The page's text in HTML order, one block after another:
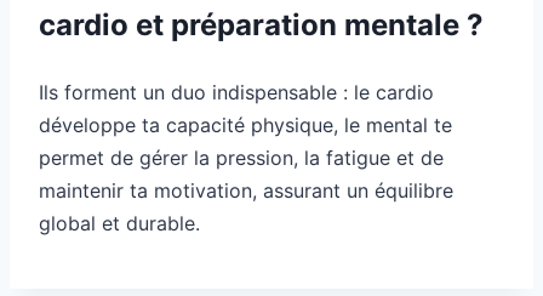
cardio et préparation mentale ?
Ils forment un duo indispensable : le cardio
développe ta capacité physique, le mental te
permet de gérer la pression, la fatigue et de
maintenir ta motivation, assurant un équilibre
global et durable.